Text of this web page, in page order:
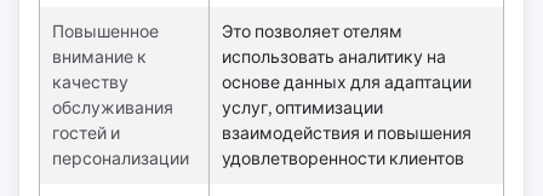
Повышенное
внимание к
качеству
обслуживания
гостей и
персонализации
Это позволяет отелям
использовать аналитику на
основе данных для адаптации
услуг, оптимизации
взаимодействия и повышения
удовлетворенности клиентов